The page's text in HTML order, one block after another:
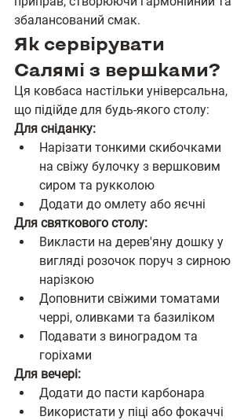
збалансований смак.
Як сервірувати
Салямі з вершками?
Ця ковбаса настільки універсальна,
що підійде для будь-якого столу:
Для сніданку:
Нарізати тонкими скибочками
на свіжу булочку з вершковим
сиром та рукколою
Додати до омлету або яєчні
Для святкового столу:
Викласти на дерев'яну дошку у
вигляді розочок поруч з сирною
нарізкою
Доповнити свіжими томатами
черрі, оливками та базиліком
Подавати з виноградом та
горіхами
Для вечері:
Додати до пасти карбонара
Використати у піці або фокаччі